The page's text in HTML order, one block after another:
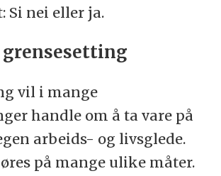
Si nei eller ja.
vil i mange
handle om å ta vare på
arbeids- og livsglede.
på mange ulike måter.